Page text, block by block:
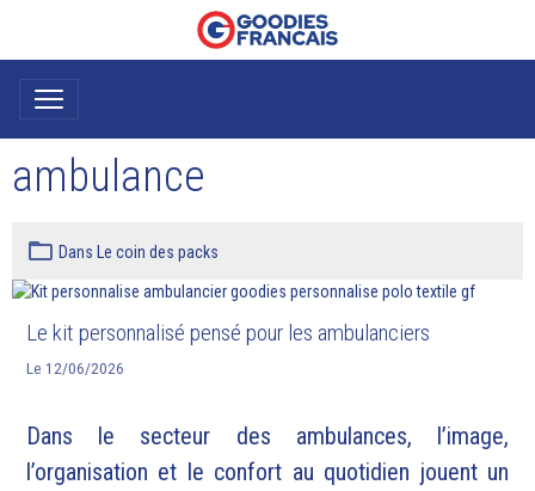
ambulance
Dans Le coin des packs
Le kit personnalisé pensé pour les ambulanciers
Le 12/06/2026
Dans le secteur des ambulances, l’image,
l’organisation et le confort au quotidien jouent un